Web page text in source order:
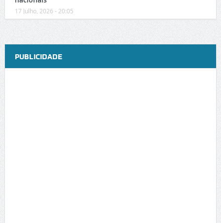
17 Julho, 2026 - 20:05
PUBLICIDADE